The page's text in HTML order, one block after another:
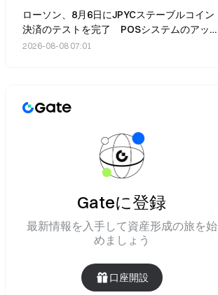
ローソン、8月6日にJPYCステーブルコイン
決済のテストを完了 POSシステムのアップ
グレードは不要
2026-08-08 07:01
Gateに登録
最新情報を入手して資産形成の旅を始
めましょう
口座開設